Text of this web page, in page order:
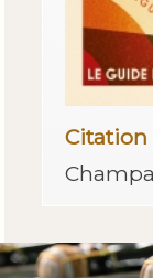
Citation